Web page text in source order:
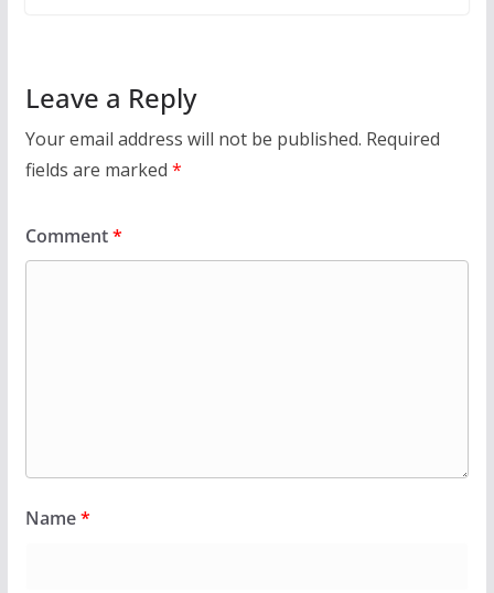
Leave a Reply
Your email address will not be published. Required
fields are marked *
Comment*
Name*